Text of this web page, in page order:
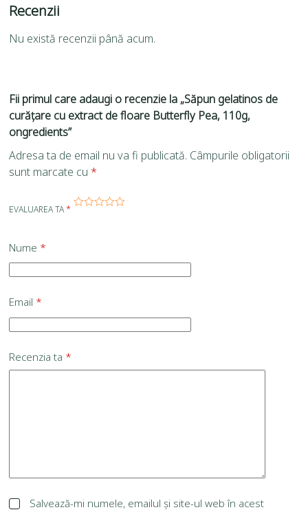
Recenzii
Nu există recenzii până acum.
Fii primul care adaugi o recenzie la „Săpun gelatinos de
curățare cu extract de floare Butterfly Pea, 110g,
ongredients”
Adresa ta de email nu va fi publicată. Câmpurile obligatorii
sunt marcate cu *
EVALUAREA TA*
Nume *
Email *
Recenzia ta *
Salvează-mi numele, emailul și site-ul web în acest